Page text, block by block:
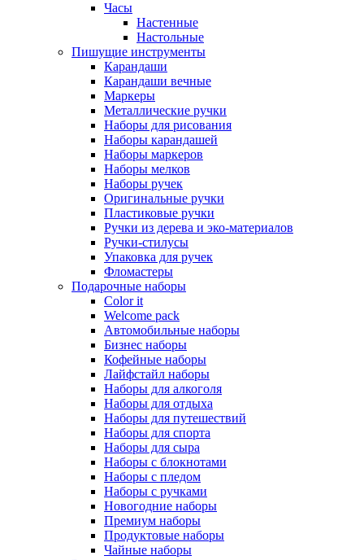
Часы
Настенные
Настольные
Пишущие инструменты
Карандаши
Карандаши вечные
Маркеры
Металлические ручки
Наборы для рисования
Наборы карандашей
Наборы маркеров
Наборы мелков
Наборы ручек
Оригинальные ручки
Пластиковые ручки
Ручки из дерева и эко-материалов
Ручки-стилусы
Упаковка для ручек
Фломастеры
Подарочные наборы
Color it
Welcome pack
Автомобильные наборы
Бизнес наборы
Кофейные наборы
Лайфстайл наборы
Наборы для алкоголя
Наборы для отдыха
Наборы для путешествий
Наборы для спорта
Наборы для сыра
Наборы с блокнотами
Наборы с пледом
Наборы с ручками
Новогодние наборы
Премиум наборы
Продуктовые наборы
Чайные наборы